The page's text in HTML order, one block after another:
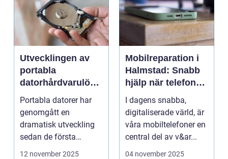
Utvecklingen av
portabla
datorhårdvarulösn
ingar
Portabla datorer har
genomgått en
dramatisk utveckling
sedan de första
bärbara model...
12 november 2025
Mobilreparation i
Halmstad: Snabb
hjälp när telefonen
gått sönder
I dagens snabba,
digitaliserade värld, är
våra mobiltelefoner en
central del av v&ar...
04 november 2025